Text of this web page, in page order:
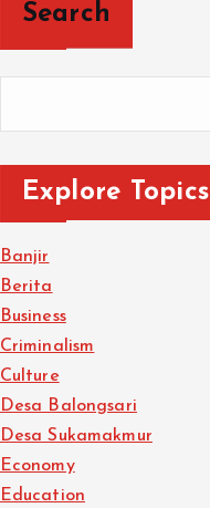
Search
Explore Topics
Banjir
Berita
Business
Criminalism
Culture
Desa Balongsari
Desa Sukamakmur
Economy
Education